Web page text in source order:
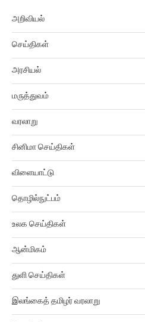
அறிவியல்
செய்திகள்
அரசியல்
மருத்துவம்
வரலாறு
சினிமா செய்திகள்
விளையாட்டு
தொழில்நுட்பம்
உலக செய்திகள்
ஆன்மிகம்
துளி செய்திகள்
இலங்கைத் தமிழர் வரலாறு